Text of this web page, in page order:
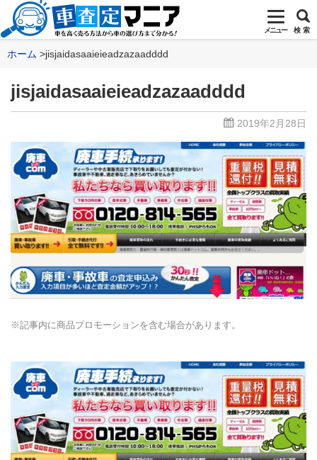
メニュー 検 索
ホーム jisjaidasaaieieadzazaadddd
jisjaidasaaieieadzazaadddd
2019年2月28日
※記事内に商品プロモーションを含む場合があります。